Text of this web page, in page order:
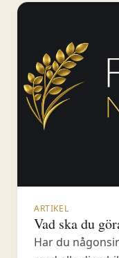
vilket kunde
ARTIKEL
Vad ska du
Har du